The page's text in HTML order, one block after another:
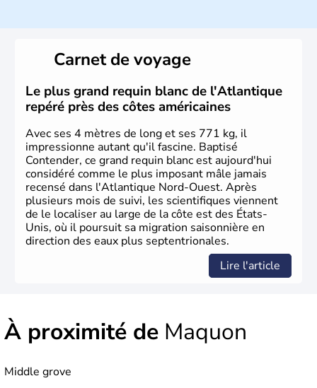
Plusieurs populations se sont succédées avant l'arrivée
des européens, suite à la découverte du continent par
Christophe Colomb en 1492. Les 13 colonies
britanniques proclament la Déclaration d'indépendance
en 1776 et adoptent leur première constitution en 1787.
La conquête de l'Ouest marque ensuite l'entrée dans une
phase de développement intense.
Carnet de voyage
Le plus grand requin blanc de l'Atlantique
repéré près des côtes américaines
Avec ses 4 mètres de long et ses 771 kg, il
impressionne autant qu'il fascine. Baptisé
Contender, ce grand requin blanc est aujourd'hui
considéré comme le plus imposant mâle jamais
recensé dans l'Atlantique Nord-Ouest. Après
plusieurs mois de suivi, les scientifiques viennent
de le localiser au large de la côte est des États-
Unis, où il poursuit sa migration saisonnière en
direction des eaux plus septentrionales.
Lire l'article
À proximité de Maquon
Middle grove